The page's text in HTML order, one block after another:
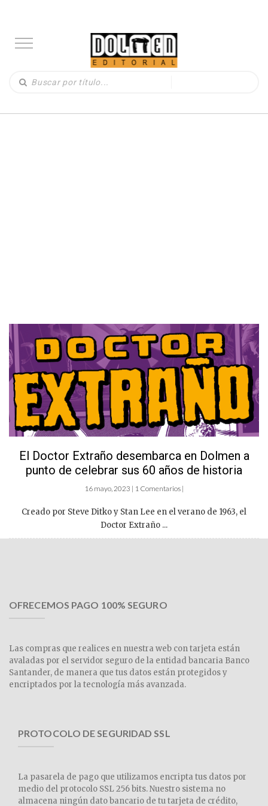
El Doctor Extraño desembarca en Dolmen a
punto de celebrar sus 60 años de historia
16 mayo, 2023 | 1 Comentarios |
Creado por Steve Ditko y Stan Lee en el verano de 1963, el
Doctor Extraño ...
OFRECEMOS PAGO 100% SEGURO
Las compras que realices en nuestra web con tarjeta están
avaladas por el servidor seguro de la entidad bancaria Banco
Santander, de manera que tus datos están protegidos y
encriptados por la tecnología más avanzada.
PROTOCOLO DE SEGURIDAD SSL
La pasarela de pago que utilizamos encripta tus datos por
medio del protocolo SSL 256 bits. Nuestro sistema no
almacena ningún dato bancario de tu tarjeta de crédito,